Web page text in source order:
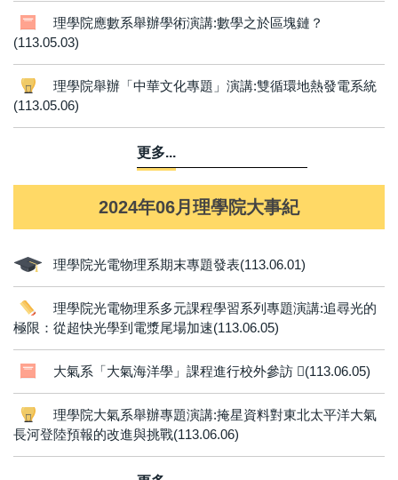
理學院應數系舉辦學術演講:數學之於區塊鏈？
(113.05.03)
理學院舉辦「中華文化專題」演講:雙循環地熱發電系統
(113.05.06)
更多...
2024年06月理學院大事紀
理學院光電物理系期末專題發表(113.06.01)
理學院光電物理系多元課程學習系列專題演講:追尋光的
極限：從超快光學到電漿尾場加速(113.06.05)
大氣系「大氣海洋學」課程進行校外參訪 (113.06.05)
理學院大氣系舉辦專題演講:掩星資料對東北太平洋大氣
長河登陸預報的改進與挑戰(113.06.06)